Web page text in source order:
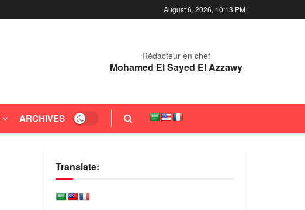
August 6, 2026, 10:13 PM
Rédacteur en chef
Mohamed El Sayed El Azzawy
ARCHIVES
Translate: